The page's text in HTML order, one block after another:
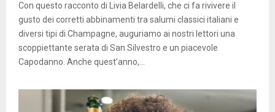
Con questo racconto di Livia Belardelli, che ci fa rivivere il
gusto dei corretti abbinamenti tra salumi classici italiani e
diversi tipi di Champagne, auguriamo ai nostri lettori una
scoppiettante serata di San Silvestro e un piacevole
Capodanno. Anche quest’anno,...